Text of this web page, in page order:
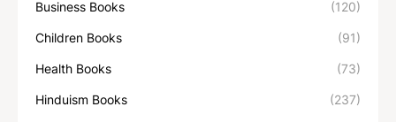
Business Books (120)
Children Books (91)
Health Books (73)
Hinduism Books (237)